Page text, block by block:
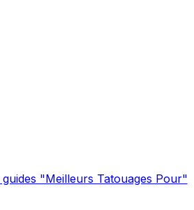
"Meilleurs Tatouages Pour"